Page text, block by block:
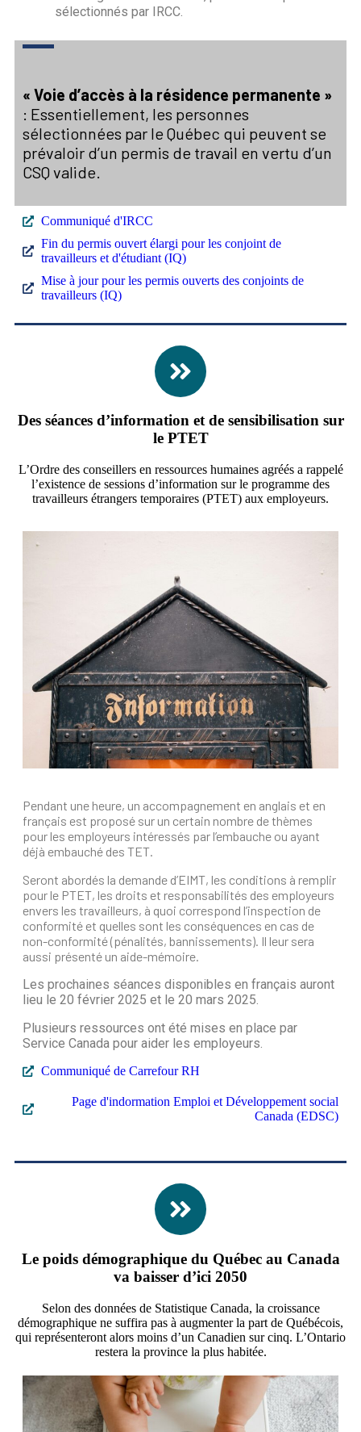
sélectionnés par IRCC.
« Voie d’accès à la résidence permanente »
: Essentiellement, les personnes
sélectionnées par le Québec qui peuvent se
prévaloir d’un permis de travail en vertu d’un
CSQ valide.
Communiqué d'IRCC
Fin du permis ouvert élargi pour les conjoint de
travailleurs et d'étudiant (IQ)
Mise à jour pour les permis ouverts des conjoints de
travailleurs (IQ)
Des séances d’information et de sensibilisation sur
le PTET
L’Ordre des conseillers en ressources humaines agréés a rappelé
l’existence de sessions d’information sur le programme des
travailleurs étrangers temporaires (PTET) aux employeurs.​
Pendant une heure, un accompagnement en anglais et en
français est proposé sur un certain nombre de thèmes
pour les employeurs intéressés par l’embauche ou ayant
déjà embauché des TET.
Seront abordés la demande d’EIMT, les conditions à remplir
pour le PTET, les droits et responsabilités des employeurs
envers les travailleurs, à quoi correspond l’inspection de
conformité et quelles sont les conséquences en cas de
non-conformité (pénalités, bannissements). Il leur sera
aussi présenté un aide-mémoire.
Les prochaines séances disponibles en français auront
lieu le 20 février 2025 et le 20 mars 2025.
Plusieurs ressources ont été mises en place par
Service Canada pour aider les employeurs.
Communiqué de Carrefour RH
Page d'indormation Emploi et Développement social
Canada (EDSC)
Le poids démographique du Québec au Canada
va baisser d’ici 2050
Selon des données de Statistique Canada, la croissance
démographique ne suffira pas à augmenter la part de Québécois,
qui représenteront alors moins d’un Canadien sur cinq. L’Ontario
restera la province la plus habitée.